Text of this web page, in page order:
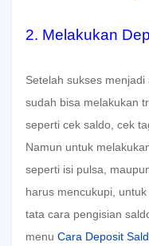
2. Melakukan
Setelah sukses menjadi
sudah bisa melakukan
seperti cek saldo, cek
Namun untuk
seperti isi pulsa,
harus mencukupi,
tata cara pengisian
menu Cara Deposit